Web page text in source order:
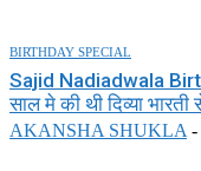
BIRTHDAY SPECIAL
Sajid Nadiadwala
साल मे की थी दिव्या भारती
AKANSHA SHUKLA -